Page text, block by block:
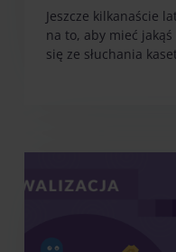
Jeszcze kilkanaście
na to, aby mieć
się ze słuchania